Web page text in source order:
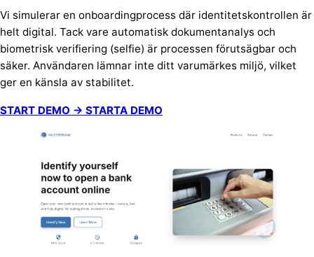
Vi simulerar en onboardingprocess där identitetskontrollen är
helt digital. Tack vare automatisk dokumentanalys och
biometrisk verifiering (selfie) är processen förutsägbar och
säker. Användaren lämnar inte ditt varumärkes miljö, vilket
ger en känsla av stabilitet.
START DEMO → STARTA DEMO